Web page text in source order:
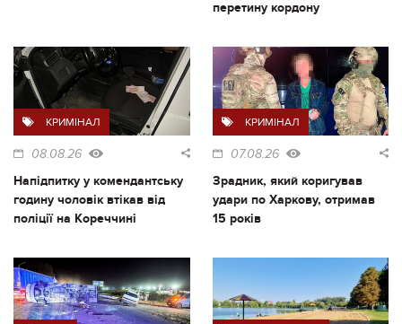
перетину кордону
КРИМІНАЛ
08.08.26
Напідпитку у комендантську
годину чоловік втікав від
поліції на Кореччині
КРИМІНАЛ
07.08.26
Зрадник, який коригував
удари по Харкову, отримав
15 років